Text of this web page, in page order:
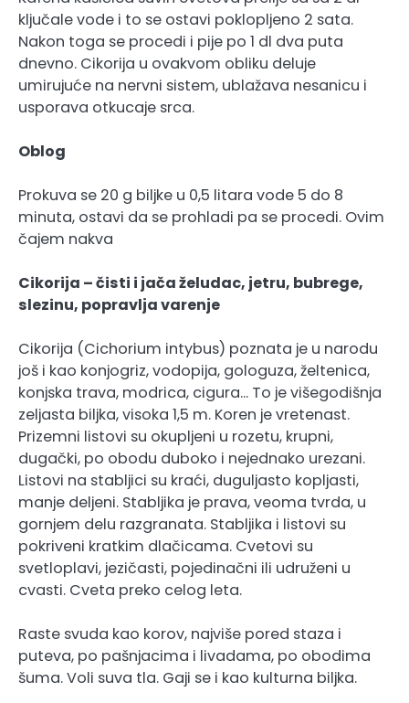
ključale vode i to se ostavi poklopljeno 2 sata.
Nakon toga se procedi i pije po 1 dl dva puta
dnevno. Cikorija u ovakvom obliku deluje
umirujuće na nervni sistem, ublažava nesanicu i
usporava otkucaje srca.
Oblog
Prokuva se 20 g biljke u 0,5 litara vode 5 do 8
minuta, ostavi da se prohladi pa se procedi. Ovim
čajem nakva
Cikorija – čisti i jača želudac, jetru, bubrege,
slezinu, popravlja varenje
Cikorija (Cichorium intybus) poznata je u narodu
još i kao konjogriz, vodopija, gologuza, želtenica,
konjska trava, modrica, cigura… To je višegodišnja
zeljasta biljka, visoka 1,5 m. Koren je vretenast.
Prizemni listovi su okupljeni u rozetu, krupni,
dugački, po obodu duboko i nejednako urezani.
Listovi na stabljici su kraći, duguljasto kopljasti,
manje deljeni. Stabljika je prava, veoma tvrda, u
gornjem delu razgranata. Stabljika i listovi su
pokriveni kratkim dlačicama. Cvetovi su
svetloplavi, jezičasti, pojedinačni ili udruženi u
cvasti. Cveta preko celog leta.
Raste svuda kao korov, najviše pored staza i
puteva, po pašnjacima i livadama, po obodima
šuma. Voli suva tla. Gaji se i kao kulturna biljka.